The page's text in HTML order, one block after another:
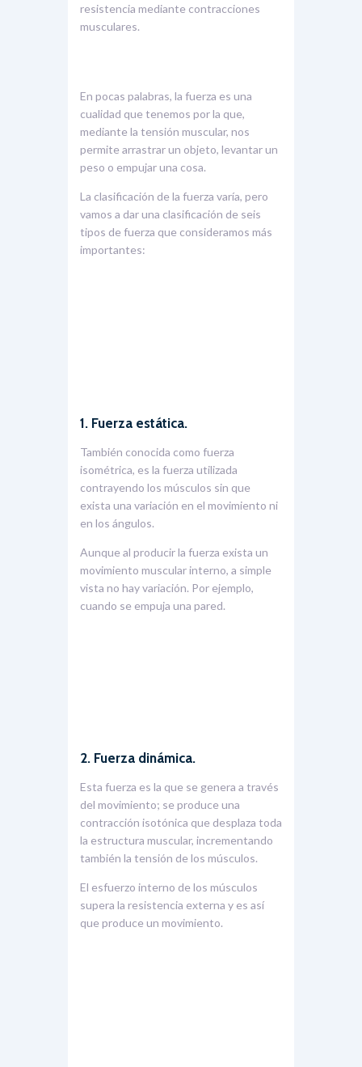
resistencia mediante contracciones
musculares.
En pocas palabras, la fuerza es una
cualidad que tenemos por la que,
mediante la tensión muscular, nos
permite arrastrar un objeto, levantar un
peso o empujar una cosa.
La clasificación de la fuerza varía, pero
vamos a dar una clasificación de seis
tipos de fuerza que consideramos más
importantes:
1. Fuerza estática.
También conocida como fuerza
isométrica, es la fuerza utilizada
contrayendo los músculos sin que
exista una variación en el movimiento ni
en los ángulos.
Aunque al producir la fuerza exista un
movimiento muscular interno, a simple
vista no hay variación. Por ejemplo,
cuando se empuja una pared.
2. Fuerza dinámica.
Esta fuerza es la que se genera a través
del movimiento; se produce una
contracción isotónica que desplaza toda
la estructura muscular, incrementando
también la tensión de los músculos.
El esfuerzo interno de los músculos
supera la resistencia externa y es así
que produce un movimiento.